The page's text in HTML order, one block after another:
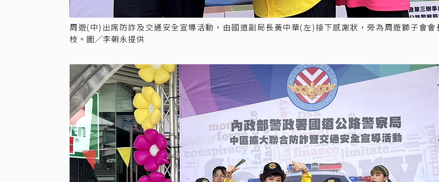
周遊(中)出席防詐及交通安全宣導活動，由國道副局長黃中華(左)接下感謝狀，旁為周遊獅子會會
枝。圖／李朝永提供